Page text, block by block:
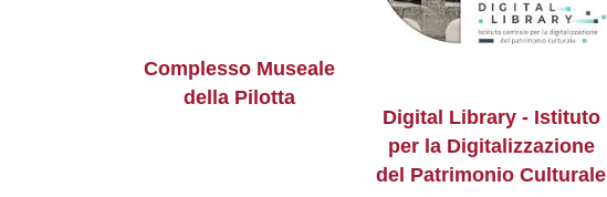
Complesso Museale
della Pilotta
Digital Library - Istituto
per la Digitalizzazione
del Patrimonio Culturale